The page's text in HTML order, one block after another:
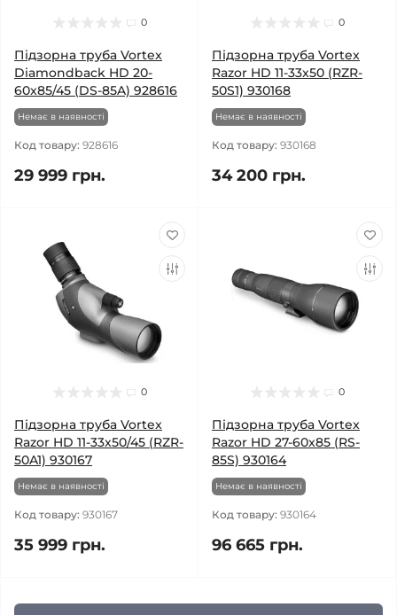
0
Підзорна труба Vortex
Diamondback HD 20-
60x85/45 (DS-85A) 928616
Немає в наявності
Код товару: 928616
29 999 грн.
0
Підзорна труба Vortex
Razor HD 11-33x50 (RZR-
50S1) 930168
Немає в наявності
Код товару: 930168
34 200 грн.
0
Підзорна труба Vortex
Razor HD 11-33x50/45 (RZR-
50A1) 930167
Немає в наявності
Код товару: 930167
35 999 грн.
0
Підзорна труба Vortex
Razor HD 27-60x85 (RS-
85S) 930164
Немає в наявності
Код товару: 930164
96 665 грн.